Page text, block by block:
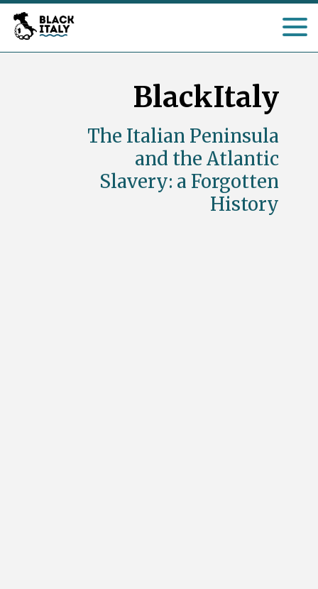
BlackItaly
The Italian Peninsula
and the Atlantic
Slavery: a Forgotten
History